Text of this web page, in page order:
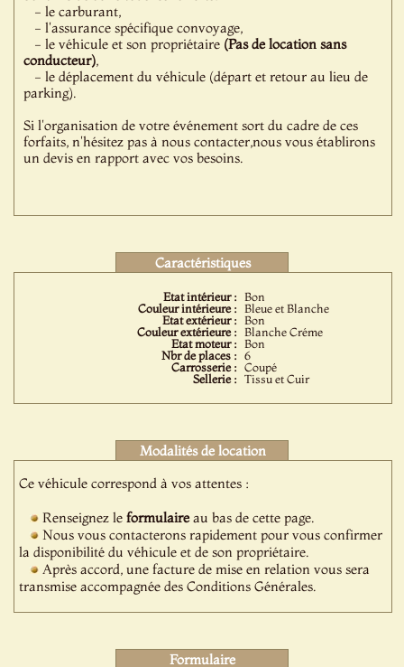
- le carburant,
- l'assurance spécifique convoyage,
- le véhicule et son propriétaire (Pas de location sans
conducteur),
- le déplacement du véhicule (départ et retour au lieu de
parking).
Si l'organisation de votre événement sort du cadre de ces
forfaits, n'hésitez pas à nous contacter,nous vous établirons
un devis en rapport avec vos besoins.
Caractéristiques
Etat intérieur : Bon
Couleur intérieure : Bleue et Blanche
Etat extérieur : Bon
Couleur extérieure : Blanche Créme
Etat moteur : Bon
Nbr de places : 6
Carrosserie : Coupé
Sellerie : Tissu et Cuir
Modalités de location
Ce véhicule correspond à vos attentes :
Renseignez leformulaireau bas de cette page.
Nous vous contacterons rapidement pour vous confirmer
la disponibilité du véhicule et de son propriétaire.
Après accord, une facture de mise en relation vous sera
transmise accompagnée des Conditions Générales.
Formulaire